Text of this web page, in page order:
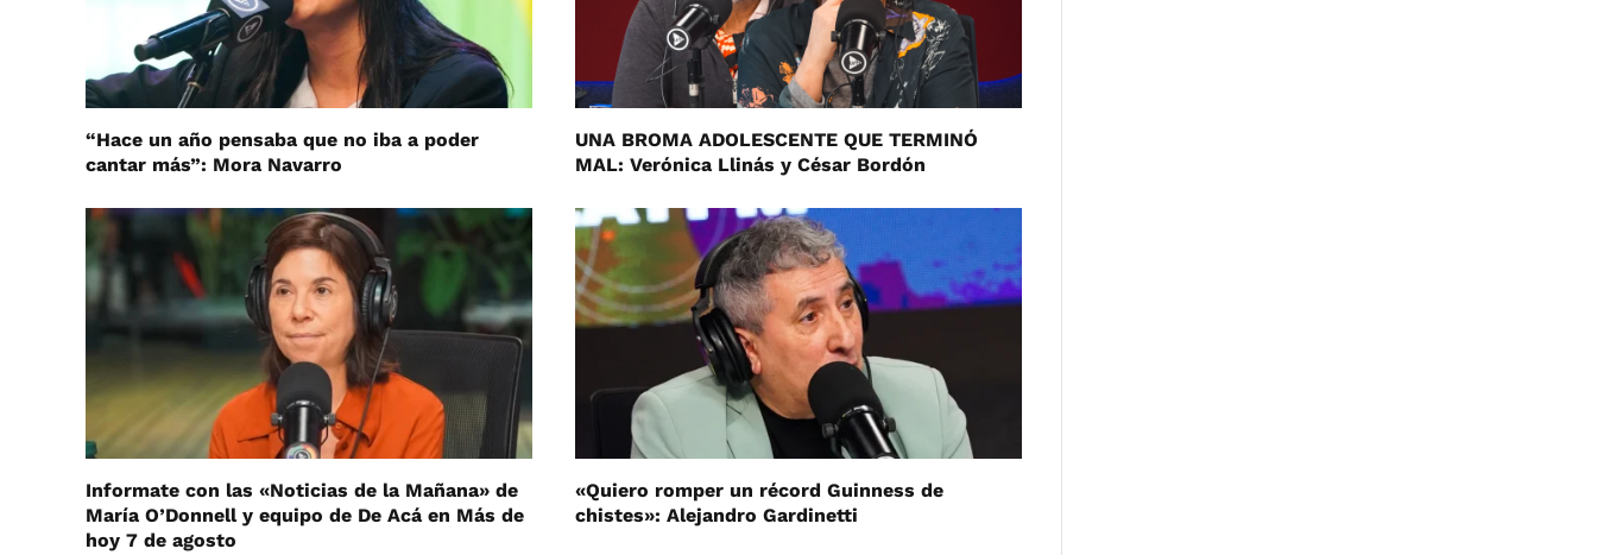
“Hace un año pensaba que no iba a poder
cantar más”: Mora Navarro
UNA BROMA ADOLESCENTE QUE TERMINÓ
MAL: Verónica Llinás y César Bordón
Informate con las «Noticias de la Mañana» de
María O’Donnell y equipo de De Acá en Más de
hoy 7 de agosto
«Quiero romper un récord Guinness de
chistes»: Alejandro Gardinetti